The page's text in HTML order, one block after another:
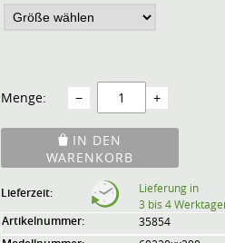
Menge: − +
IN DEN
WARENKORB
Lieferzeit:
Lieferung in
3 bis 4
Artikelnummer: 35854